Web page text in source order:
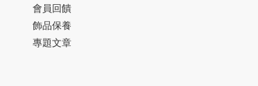
會員回饋
飾品保養
專題文章